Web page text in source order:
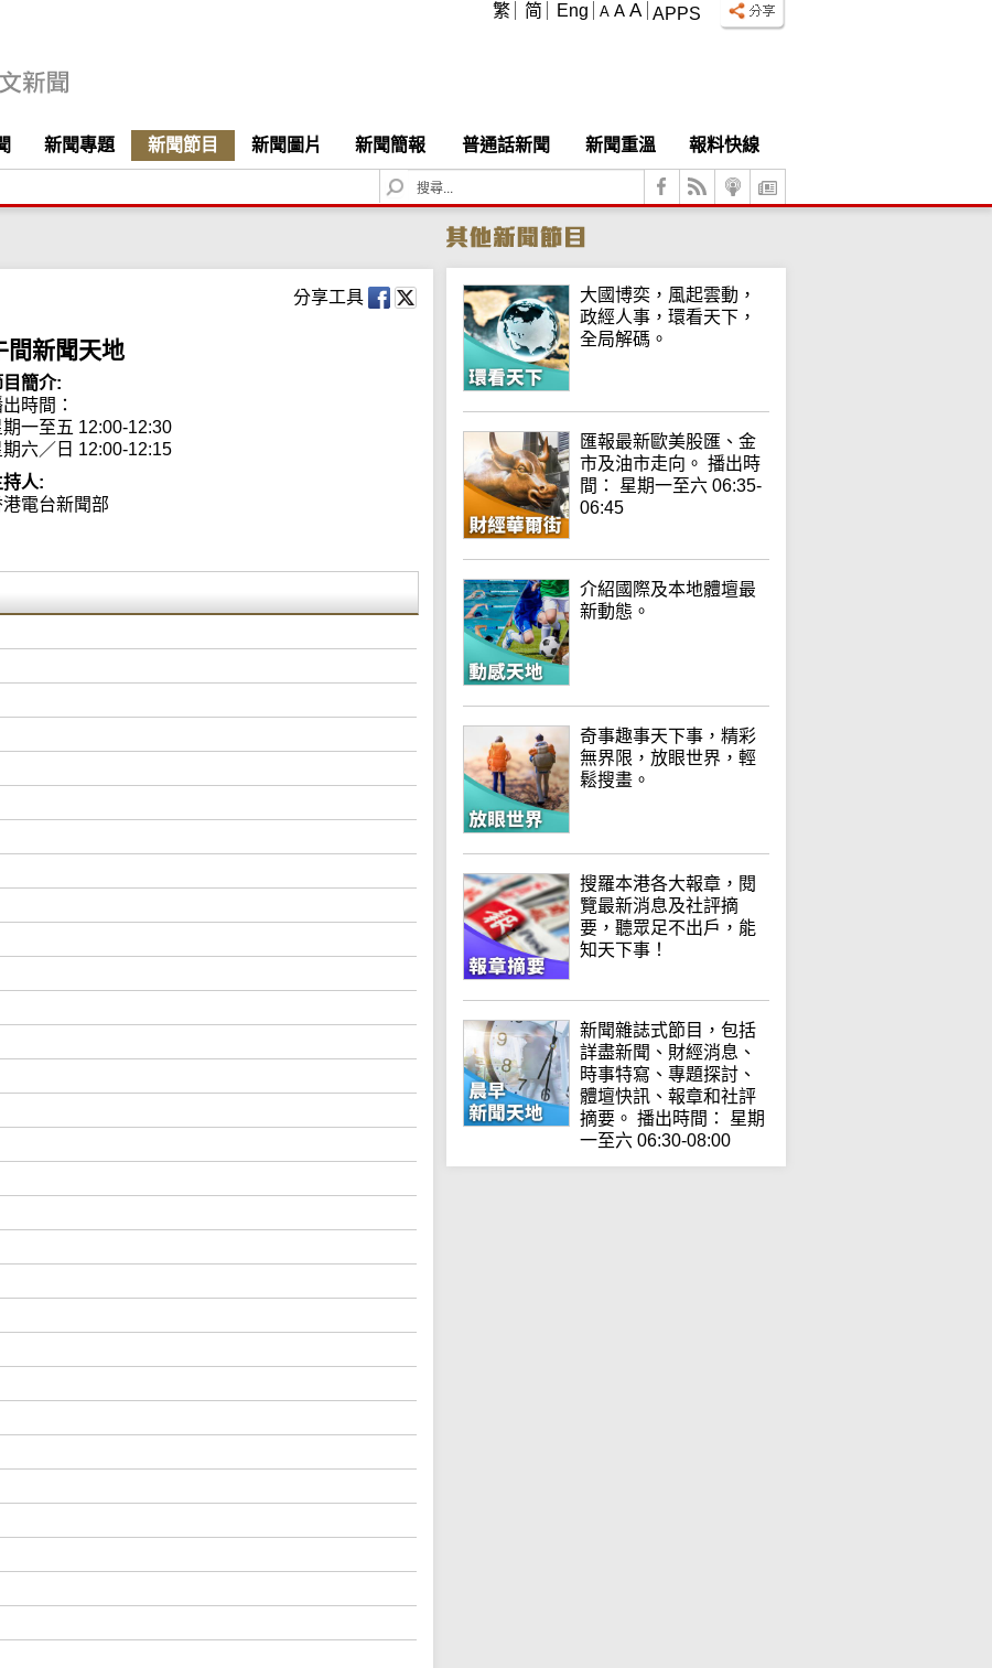
APPS
A A A
繁 简 Eng
新聞專題 新聞節目 新聞圖片 新聞簡報 普通話新聞 新聞重溫
報料快線
S
e
c
h
分享工具
間新聞天地
目簡介:
時間：
期一至五 12:00-12:30
期六／日 12:00-12:15
持人:
港電台新聞部
大國博奕，風起雲動，
政經人事，環看天下，
全局解碼。
匯報最新歐美股匯、金
市及油市走向。 播出時
間： 星期一至六 06:35-
06:45
介紹國際及本地體壇最
新動態。
奇事趣事天下事，精彩
無界限，放眼世界，輕
鬆搜畫。
搜羅本港各大報章，閱
覽最新消息及社評摘
要，聽眾足不出戶，能
知天下事！
新聞雜誌式節目，包括
詳盡新聞、財經消息、
時事特寫、專題探討、
體壇快訊、報章和社評
摘要。 播出時間： 星期
一至六 06:30-08:00